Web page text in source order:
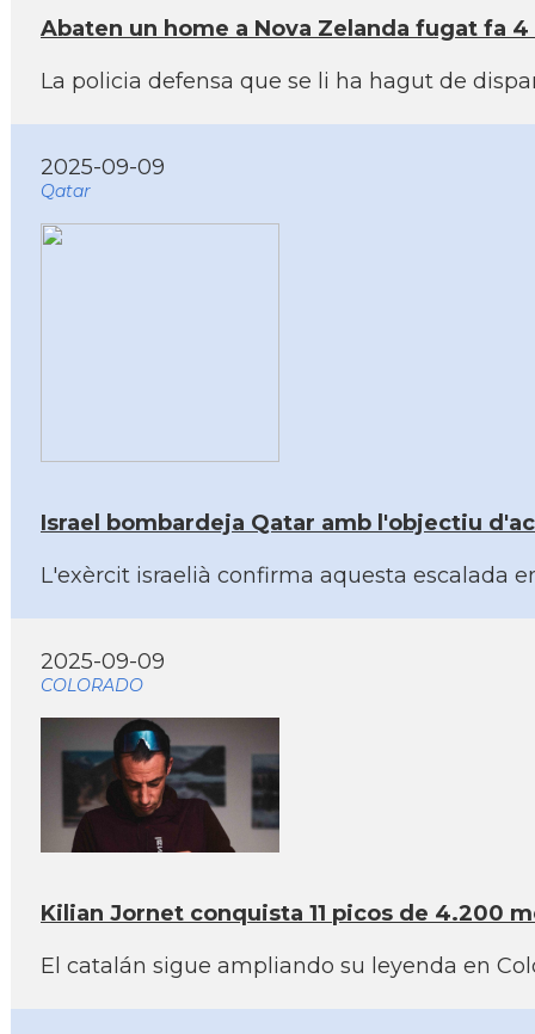
Abaten un home a Nova Zelanda fugat fa
La policia defensa que se li ha hagut de
2025-09-09
Qatar
Israel bombardeja Qatar amb l'objectiu
L'exèrcit israelià confirma aquesta escalada
2025-09-09
COLORADO
Kilian Jornet conquista 11 picos de 4.200
El catalán sigue ampliando su leyenda en